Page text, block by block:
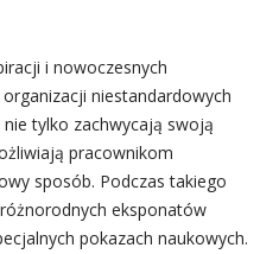
i nowoczesnych
niestandardowych
tylko zachwycają swoją
pracownikom
sposób. Podczas takiego
eksponatów
pokazach naukowych.